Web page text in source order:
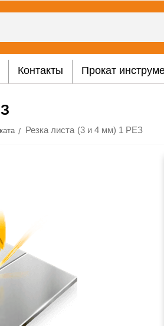
Контакты Прокат
/ Резка листа (3 и 4 мм) 1 РЕЗ